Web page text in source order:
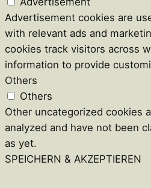
Advertisement cookies are
with relevant ads and
cookies track visitors across
information to provide
Others
Others
Other uncategorized cookies
analyzed and have not been
as yet.
SPEICHERN & AKZEPTIEREN